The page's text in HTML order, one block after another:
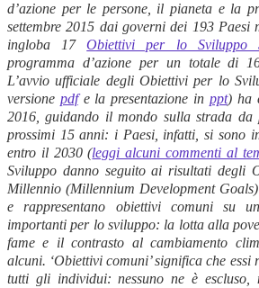
d’azione per le persone, il pianeta e la
settembre 2015 dai governi dei 193 Paesi
ingloba 17Obiettivi per lo Sviluppo
programma d’azione per un totale di
L’avvio ufficiale degli Obiettivi per lo
versione pdfe la presentazione in ppt) ha
2016, guidando il mondo sulla strada da
prossimi 15 anni: i Paesi, infatti, si sono
entro il 2030 (leggi alcuni commenti al
Sviluppo danno seguito ai risultati degli
Millennio (Millennium Development
e rappresentano obiettivi comuni su
importanti per lo sviluppo: la lotta alla
fame e il contrasto al cambiamento
alcuni. ‘Obiettivi comuni’ significa che
tutti gli individui: nessuno ne è escluso,